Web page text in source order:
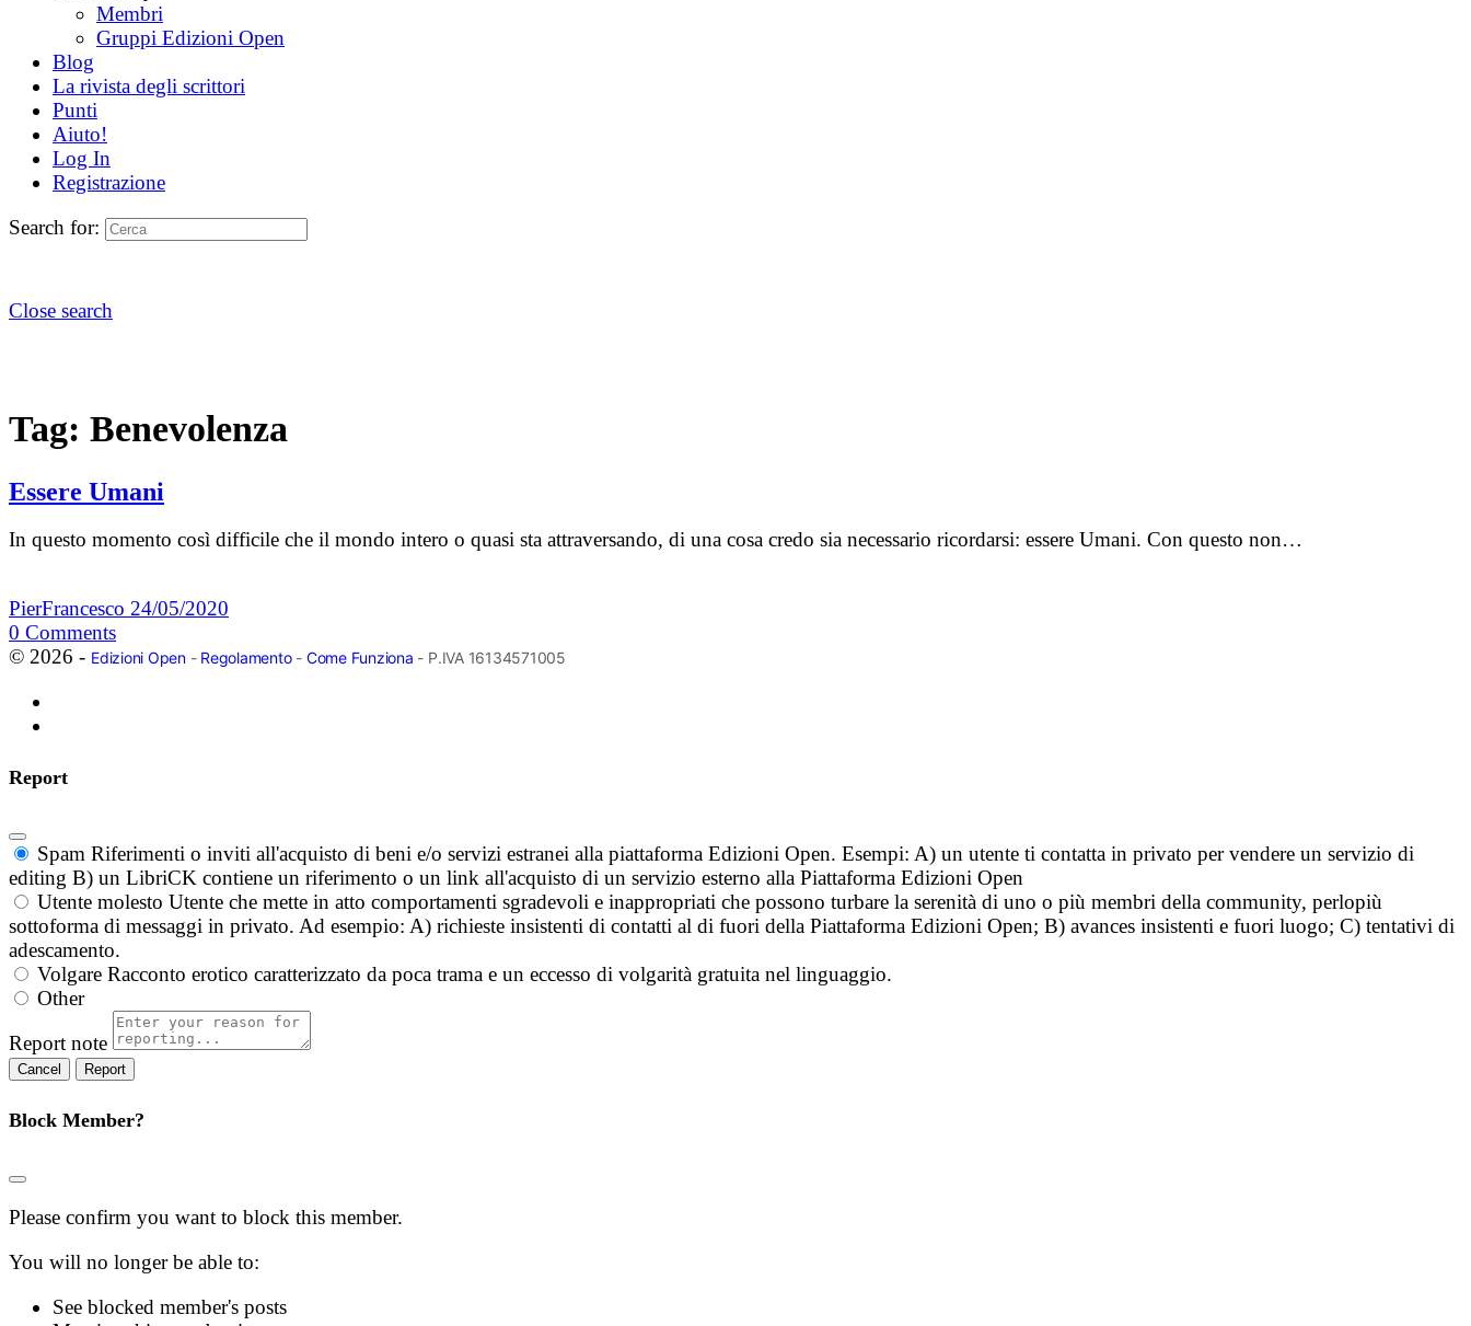
Membri
Gruppi Edizioni Open
Blog
La rivista degli scrittori
Punti
Aiuto!
Log In
Registrazione
Search for:
Close search
Tag: Benevolenza
Essere Umani
In questo momento così difficile che il mondo intero o quasi sta attraversando, di una cosa credo sia necessario ricordarsi: essere Umani. Con questo non…
PierFrancesco 24/05/2020
0 Comments
© 2026 - Edizioni Open- Regolamento- Come Funziona - P.IVA 16134571005
Report
Spam Riferimenti o inviti all'acquisto di beni e/o servizi estranei alla piattaforma Edizioni Open. Esempi: A) un utente ti contatta in privato per vendere un servizio di
editing B) un LibriCK contiene un riferimento o un link all'acquisto di un servizio esterno alla Piattaforma Edizioni Open
Utente molesto Utente che mette in atto comportamenti sgradevoli e inappropriati che possono turbare la serenità di uno o più membri della community, perlopiù
sottoforma di messaggi in privato. Ad esempio: A) richieste insistenti di contatti al di fuori della Piattaforma Edizioni Open; B) avances insistenti e fuori luogo; C) tentativi di
adescamento.
Volgare Racconto erotico caratterizzato da poca trama e un eccesso di volgarità gratuita nel linguaggio.
Other
Report note
Report
Block Member?
Please confirm you want to block this member.
You will no longer be able to:
See blocked member's posts